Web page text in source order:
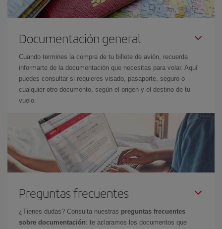
Documentación general
Cuando termines la compra de tu billete de avión, recuerda
informarte de la documentación que necesitas para volar. Aquí
puedes consultar si requieres visado, pasaporte, seguro o
cualquier otro documento, según el origen y el destino de tu
vuelo.
Preguntas frecuentes
¿Tienes dudas? Consulta nuestras preguntas frecuentes
sobre documentación: te aclaramos los documentos que